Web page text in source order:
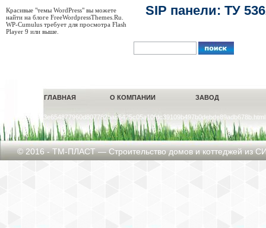
Красивые "темы WordPress" вы можете
найти на блоге FreeWordpressThemes.Ru.
WP-Cumulus требует для просмотра Flash
Player 9 или выше.
SIP панели: ТУ
ГЛАВНАЯ О КОМПАНИИ ЗАВОД
___
© 2016 - ТМ-ПЛАСТ — Строительство домов и коттеджей из